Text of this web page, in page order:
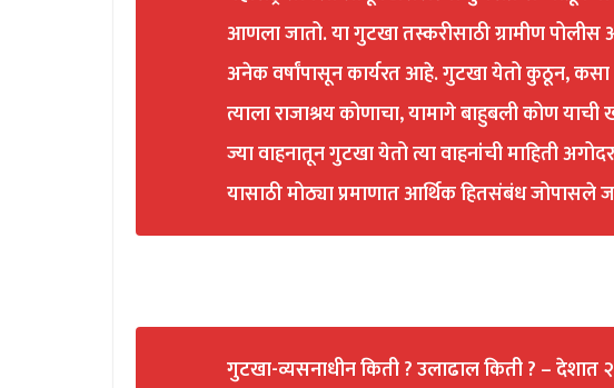
आणला जातो. या गुटखा तस्करीसाठी ग्रामीण
अनेक वर्षांपासून कार्यरत आहे. गुटखा येतो कुठून,
त्याला राजाश्रय कोणाचा, यामागे बाहुबली कोण
ज्या वाहनातून गुटखा येतो त्या वाहनांची माहिती
यासाठी मोठ्या प्रमाणात आर्थिक हितसंबंध जोपासले
गुटखा-व्यसनाधीन किती ? उलाढाल किती ? –